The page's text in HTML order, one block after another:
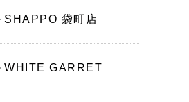
SHAPPO 袋町店
WHITE GARRET